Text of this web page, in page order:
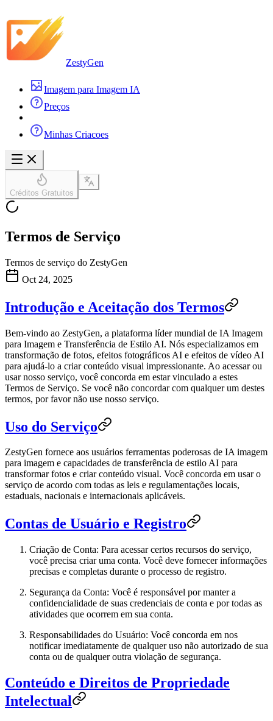
ZestyGen
Imagem para Imagem IA
Preços
Minhas Criacoes
Créditos Gratuitos
Termos de Serviço
Termos de serviço do ZestyGen
Oct 24, 2025
Introdução e Aceitação dos Termos
Bem-vindo ao ZestyGen, a plataforma líder mundial de IA Imagem
para Imagem e Transferência de Estilo AI. Nós especializamos em
transformação de fotos, efeitos fotográficos AI e efeitos de vídeo AI
para ajudá-lo a criar conteúdo visual impressionante. Ao acessar ou
usar nosso serviço, você concorda em estar vinculado a estes
Termos de Serviço. Se você não concordar com qualquer um destes
termos, por favor não use nosso serviço.
Uso do Serviço
ZestyGen fornece aos usuários ferramentas poderosas de IA imagem
para imagem e capacidades de transferência de estilo AI para
transformar fotos e criar conteúdo visual. Você concorda em usar o
serviço de acordo com todas as leis e regulamentações locais,
estaduais, nacionais e internacionais aplicáveis.
Contas de Usuário e Registro
Criação de Conta: Para acessar certos recursos do serviço,
você precisa criar uma conta. Você deve fornecer informações
precisas e completas durante o processo de registro.
Segurança da Conta: Você é responsável por manter a
confidencialidade de suas credenciais de conta e por todas as
atividades que ocorrem em sua conta.
Responsabilidades do Usuário: Você concorda em nos
notificar imediatamente de qualquer uso não autorizado de sua
conta ou de qualquer outra violação de segurança.
Conteúdo e Direitos de Propriedade
Intelectual